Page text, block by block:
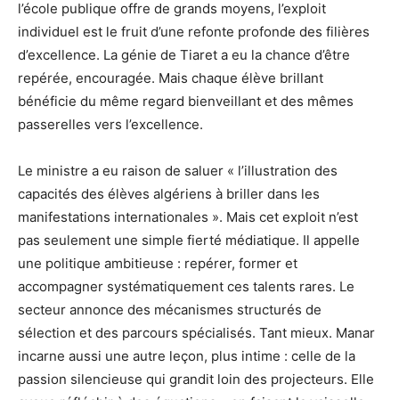
l’école publique offre de grands moyens, l’exploit
individuel est le fruit d’une refonte profonde des filières
d’excellence. La génie de Tiaret a eu la chance d’être
repérée, encouragée. Mais chaque élève brillant
bénéficie du même regard bienveillant et des mêmes
passerelles vers l’excellence.
Le ministre a eu raison de saluer « l’illustration des
capacités des élèves algériens à briller dans les
manifestations internationales ». Mais cet exploit n’est
pas seulement une simple fierté médiatique. Il appelle
une politique ambitieuse : repérer, former et
accompagner systématiquement ces talents rares. Le
secteur annonce des mécanismes structurés de
sélection et des parcours spécialisés. Tant mieux. Manar
incarne aussi une autre leçon, plus intime : celle de la
passion silencieuse qui grandit loin des projecteurs. Elle